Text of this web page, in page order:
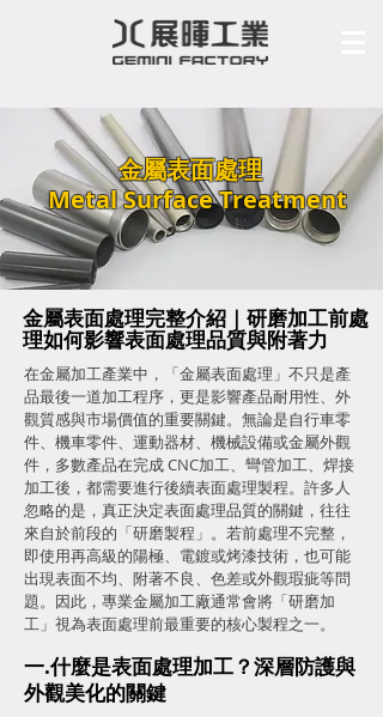
金屬表面處理
Metal Surface Treatment
金屬表面處理完整介紹｜研磨加工前處
理如何影響表面處理品質與附著力
在金屬加工產業中，「金屬表面處理」不只是產
品最後一道加工程序，更是影響產品耐用性、外
觀質感與市場價值的重要關鍵。無論是自行車零
件、機車零件、運動器材、機械設備或金屬外觀
件，多數產品在完成 CNC加工、彎管加工、焊接
加工後，都需要進行後續表面處理製程。許多人
忽略的是，真正決定表面處理品質的關鍵，往往
來自於前段的「研磨製程」。若前處理不完整，
即使用再高級的陽極、電鍍或烤漆技術，也可能
出現表面不均、附著不良、色差或外觀瑕疵等問
題。 因此，專業金屬加工廠通常會將「研磨加
工」視為表面處理前最重要的核心製程之一。
一.什麼是表面處理加工？深層防護與
外觀美化的關鍵